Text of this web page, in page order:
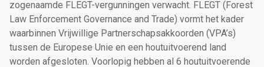
zogenaamde FLEGT-vergunningen verwacht. FLEGT (Forest
Law Enforcement Governance and Trade) vormt het kader
waarbinnen Vrijwillige Partnerschapsakkoorden (VPA’s)
tussen de Europese Unie en een houtuitvoerend land
worden afgesloten. Voorlopig hebben al 6 houtuitvoerende